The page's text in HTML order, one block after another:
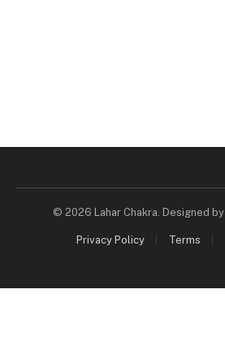
© 2026 Lahar Chakra. Designed by
Privacy Policy Terms